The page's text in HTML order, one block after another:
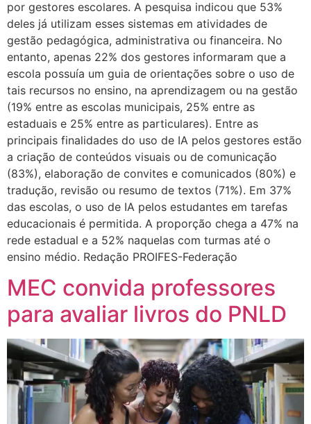
por gestores escolares. A pesquisa indicou que 53%
deles já utilizam esses sistemas em atividades de
gestão pedagógica, administrativa ou financeira. No
entanto, apenas 22% dos gestores informaram que a
escola possuía um guia de orientações sobre o uso de
tais recursos no ensino, na aprendizagem ou na gestão
(19% entre as escolas municipais, 25% entre as
estaduais e 25% entre as particulares). Entre as
principais finalidades do uso de IA pelos gestores estão
a criação de conteúdos visuais ou de comunicação
(83%), elaboração de convites e comunicados (80%) e
tradução, revisão ou resumo de textos (71%). Em 37%
das escolas, o uso de IA pelos estudantes em tarefas
educacionais é permitida. A proporção chega a 47% na
rede estadual e a 52% naquelas com turmas até o
ensino médio. Redação PROIFES-Federação
MEC convida professores
para avaliar livros do PNLD